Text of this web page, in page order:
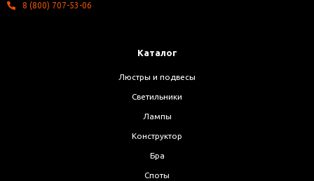
8 (800) 707-53-06
Каталог
Люстры и подвесы
Светильники
Лампы
Конструктор
Бра
Споты